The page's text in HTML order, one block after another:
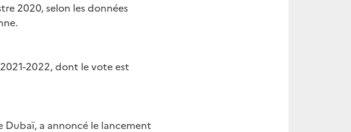
2020, selon les données
2022, dont le vote est
a annoncé le lancement